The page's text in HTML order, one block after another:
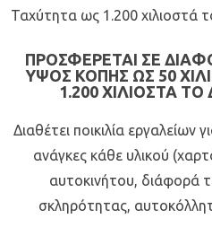
Ταχύτητα ως 1.200 χιλιοστά
ΠΡΟΣΦΕΡΕΤΑΙ ΣΕ
ΥΨΟΣ ΚΟΠΗΣ ΩΣ 50
1.200 ΧΙΛΙΟΣΤΑ
Διαθέτει ποικιλία εργαλείων
ανάγκες κάθε υλικού
αυτοκινήτου, διάφορά
σκληρότητας,